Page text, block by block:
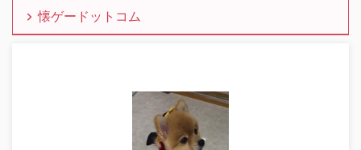
懐ゲードットコム